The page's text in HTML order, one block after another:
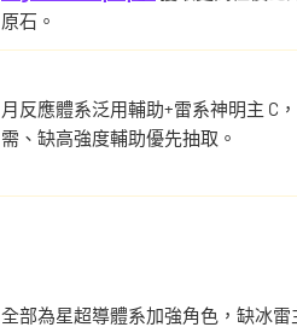
原石。
月反應體系泛用輔助+雷系神明主 C
需、缺高強度輔助優先抽取。
全部為星超導體系加強角色，缺冰雷